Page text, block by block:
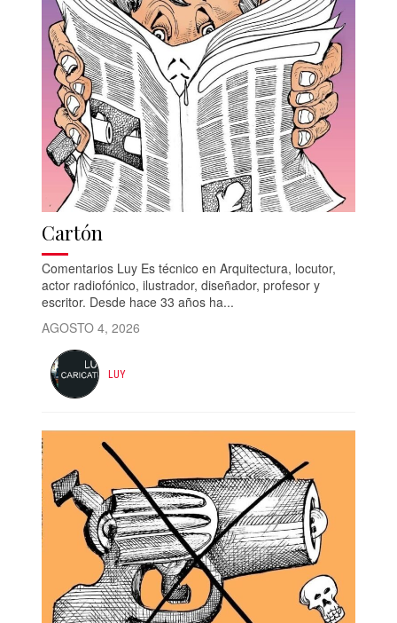
Cartón
Comentarios Luy Es técnico en Arquitectura, locutor,
actor radiofónico, ilustrador, diseñador, profesor y
escritor. Desde hace 33 años ha...
AGOSTO 4, 2026
LUY